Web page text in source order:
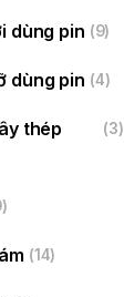
dùng pin (9)
dùng pin (4)
thép
(3)
(14)